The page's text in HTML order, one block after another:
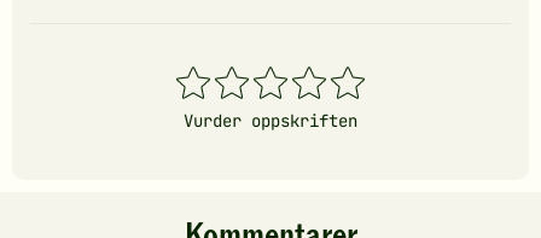
1
stjerner
2
stjerner
3
stjerner
4
stjerner
5
stjerner
Vurder oppskriften